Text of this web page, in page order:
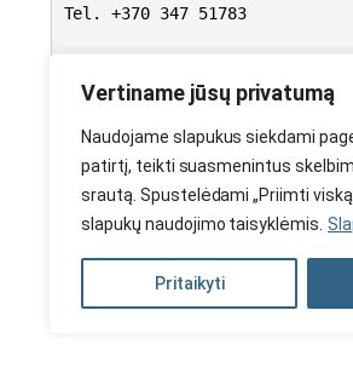
Vertiname jūsų privatumą
Naudojame slapukus siekdami
patirtį, teikti suasmenintus
srautą. Spustelėdami „Priimti
slapukų naudojimo taisyklėmis.
Pritaikyti
Tel. +370 347 51783
VI: 9.00 – 15.00
VII: Nedirbame
2024